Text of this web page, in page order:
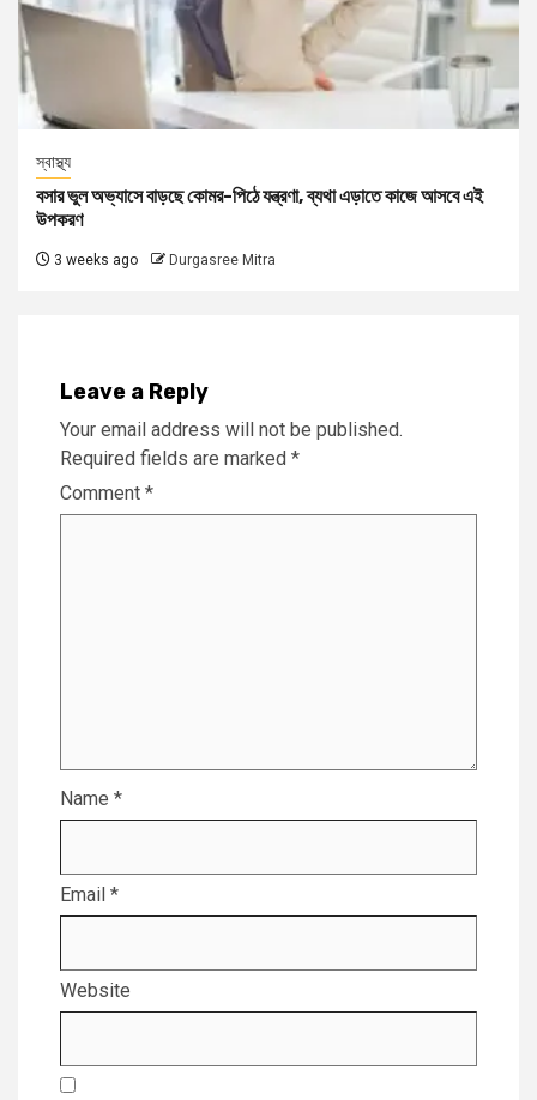
স্বাস্থ্য
বসার ভুল অভ্যাসে বাড়ছে কোমর-পিঠে যন্ত্রণা, ব্যথা এড়াতে কাজে আসবে এই
উপকরণ
3 weeks ago Durgasree Mitra
Leave a Reply
Your email address will not be published.
Required fields are marked *
Comment *
Name *
Email *
Website